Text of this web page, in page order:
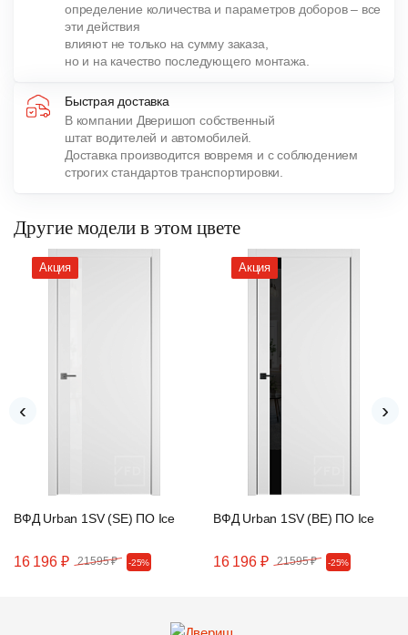
определение количества и параметров доборов – все
эти действия
влияют не только на сумму заказа,
но и на качество последующего монтажа.
Быстрая доставка
В компании Дверишоп собственный
штат водителей и автомобилей.
Доставка производится вовремя и с соблюдением
строгих стандартов транспортировки.
Другие модели в этом цвете
Акция
ВФД Urban 1SV (SE) ПО Ice
16 196 ₽ 21595 ₽ -25%
Акция
ВФД Urban 1SV (BE) ПО Ice
16 196 ₽ 21595 ₽ -25%
‹ ›